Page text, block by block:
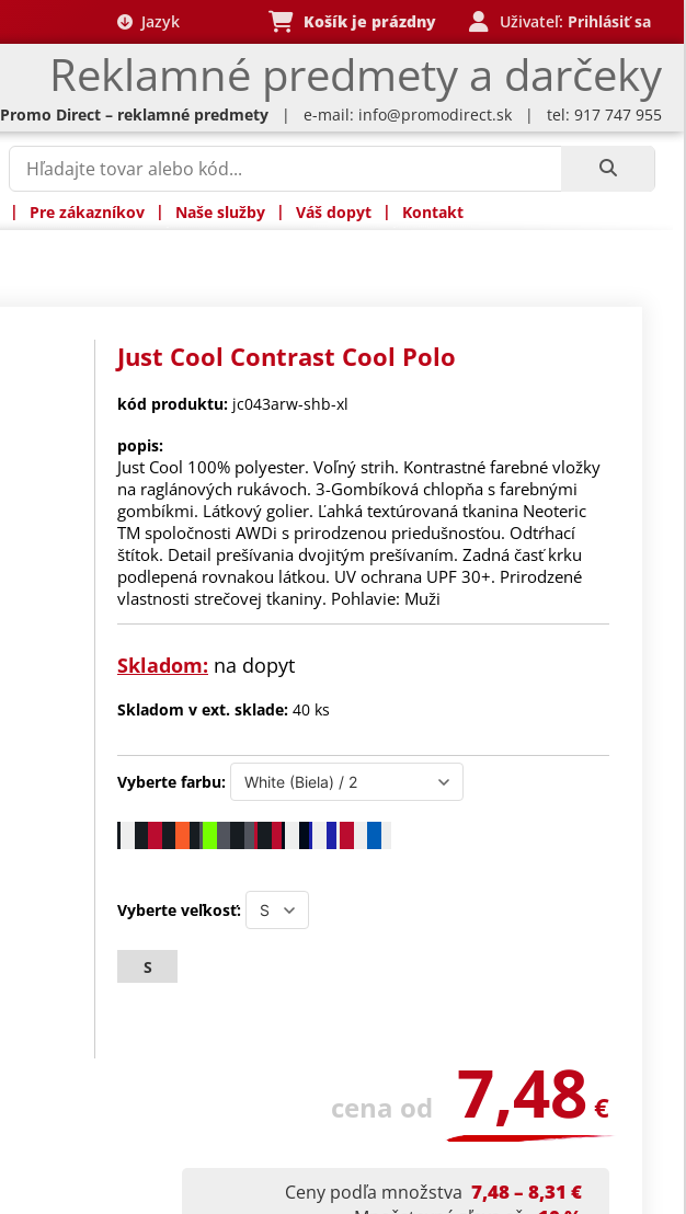
Reklamné predmety a darčeky
Jazyk Košík je prázdny Uživateľ: Prihlásiť sa
Promo Direct – reklamné predmety | e-mail: info@promodirect.sk | tel: 917 747 955
| Pre zákazníkov | Naše služby | Váš dopyt | Kontakt
Just Cool Contrast Cool Polo
kód produktu: jc043arw-shb-xl
popis:
Just Cool 100% polyester. Voľný strih. Kontrastné farebné vložky
na raglánových rukávoch. 3-Gombíková chlopňa s farebnými
gombíkmi. Látkový golier. Ľahká textúrovaná tkanina Neoteric
TM spoločnosti AWDi s prirodzenou priedušnosťou. Odtŕhací
štítok. Detail prešívania dvojitým prešívaním. Zadná časť krku
podlepená rovnakou látkou. UV ochrana UPF 30+. Prirodzené
vlastnosti strečovej tkaniny. Pohlavie: Muži
Skladom: na dopyt
Skladom v ext. sklade: 40 ks
Vyberte farbu:
Vyberte veľkosť:
S
cena od 7,48 €
Ceny podľa množstva 7,48 – 8,31 €